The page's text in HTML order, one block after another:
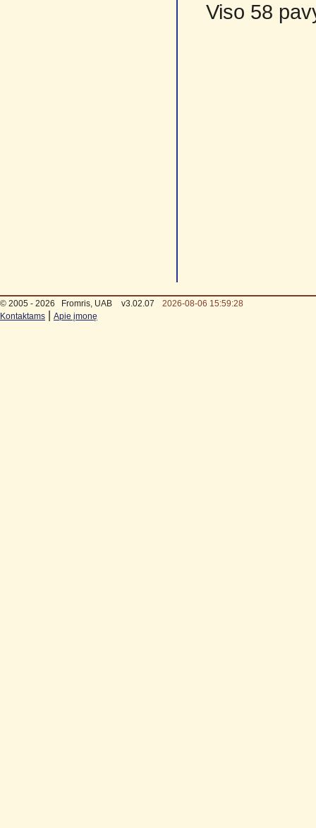
Viso 58
© 2005 - 2026 Fromris, UAB v3.02.07
2026-08-06 15:59:28
Kontaktams
Apie įmonę